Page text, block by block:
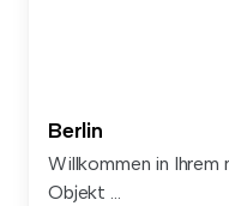
Berlin
Willkommen in Ihrem
Objekt ...